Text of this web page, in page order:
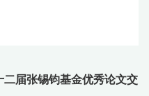
届张锡钧基金优秀论文交